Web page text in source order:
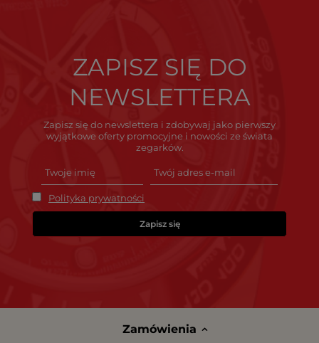
ZAPISZ SIĘ DO
NEWSLETTERA
Zapisz się do newslettera i zdobywaj jako pierwszy
wyjątkowe oferty promocyjne i nowości ze świata
zegarków.
Polityka prywatności
Zapisz się
Zamówienia